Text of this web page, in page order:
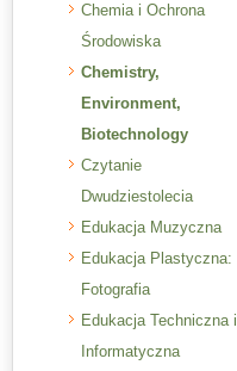
Chemia i Ochrona
Środowiska
Chemistry,
Environment,
Biotechnology
Czytanie
Dwudziestolecia
Edukacja Muzyczna
Edukacja Plastyczna:
Fotografia
Edukacja Techniczna i
Informatyczna